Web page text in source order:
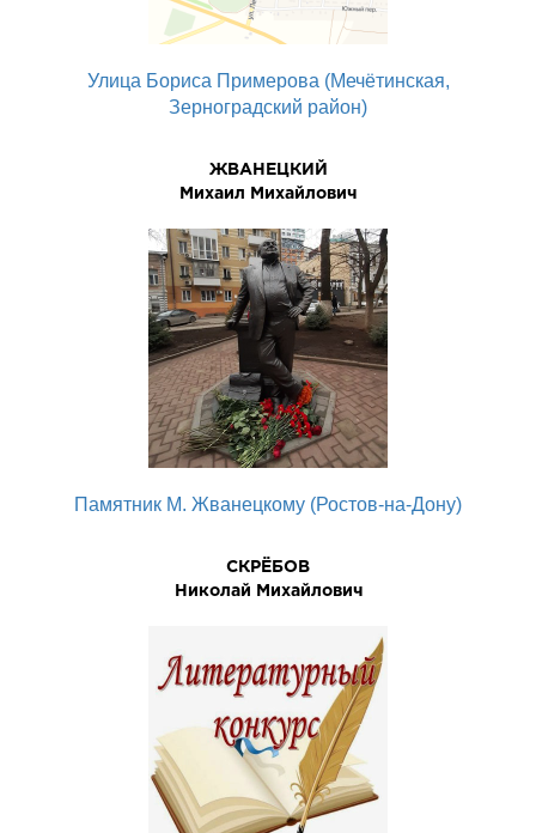
Улица Бориса Примерова (Мечётинская,
Зерноградский район)
ЖВАНЕЦКИЙ
Михаил Михайлович
Памятник М. Жванецкому (Ростов-на-Дону)
СКРЁБОВ
Николай Михайлович